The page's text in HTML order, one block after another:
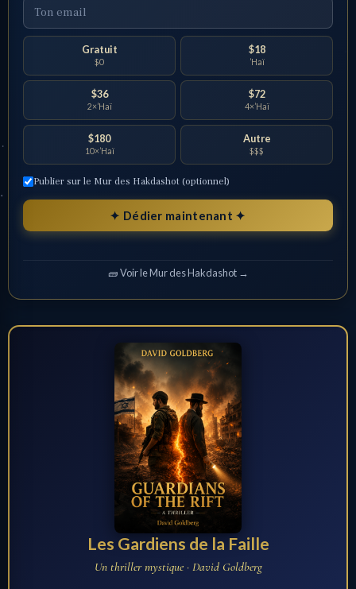
Gratuit
$0
$18
’Haï
$36
2×’Haï
$72
4×’Haï
$180
10×’Haï
Autre
$$$
Publier sur le Mur des Hakdashot (optionnel)
✦ Dédier maintenant ✦
🧱 Voir le Mur des Hakdashot →
Les Gardiens de la Faille
Un thriller mystique · David Goldberg